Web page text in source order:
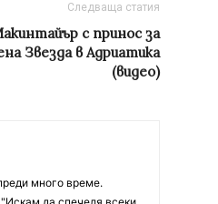
Следваща статия
с принос за
Звезда в Адриатика
(видео)
много време.